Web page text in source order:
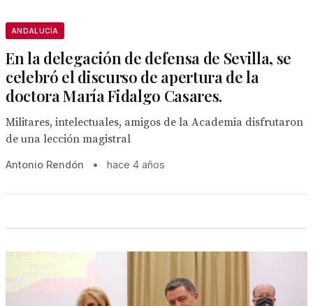
ANDALUCÍA
En la delegación de defensa de Sevilla, se
celebró el discurso de apertura de la
doctora María Fidalgo Casares.
Militares, intelectuales, amigos de la Academia disfrutaron
de una lección magistral
Antonio Rendón • hace 4 años